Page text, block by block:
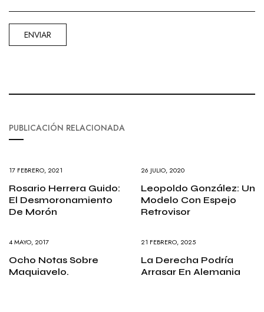
PUBLICACIÓN RELACIONADA
17 FEBRERO, 2021
Rosario Herrera Guido:
El Desmoronamiento
De Morón
26 JULIO, 2020
Leopoldo González: Un
Modelo Con Espejo
Retrovisor
4 MAYO, 2017
Ocho Notas Sobre
Maquiavelo.
21 FEBRERO, 2025
La Derecha Podría
Arrasar En Alemania